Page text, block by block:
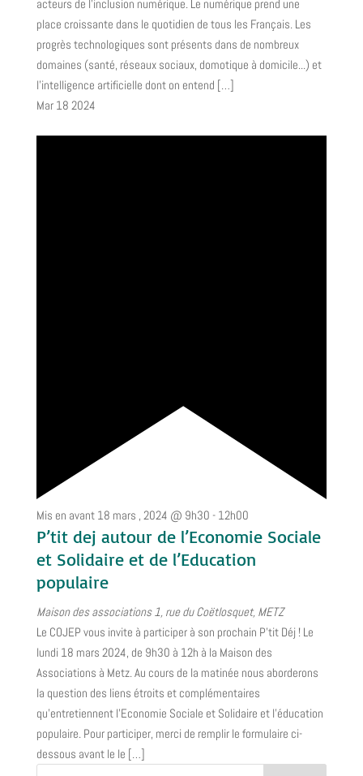
acteurs de l'inclusion numérique. Le numérique prend une
place croissante dans le quotidien de tous les Français. Les
progrès technologiques sont présents dans de nombreux
domaines (santé, réseaux sociaux, domotique à domicile...) et
l’intelligence artificielle dont on entend […]
Mar 18 2024
Mis en avant 18 mars , 2024 @ 9h30 - 12h00
P’tit dej autour de l’Economie Sociale
et Solidaire et de l’Education
populaire
Maison des associations1, rue du Coëtlosquet, METZ
Le COJEP vous invite à participer à son prochain P'tit Déj ! Le
lundi 18 mars 2024, de 9h30 à 12h à la Maison des
Associations à Metz. Au cours de la matinée nous aborderons
la question des liens étroits et complémentaires
qu’entretiennent l’Economie Sociale et Solidaire et l’éducation
populaire. Pour participer, merci de remplir le formulaire ci-
dessous avant le le […]